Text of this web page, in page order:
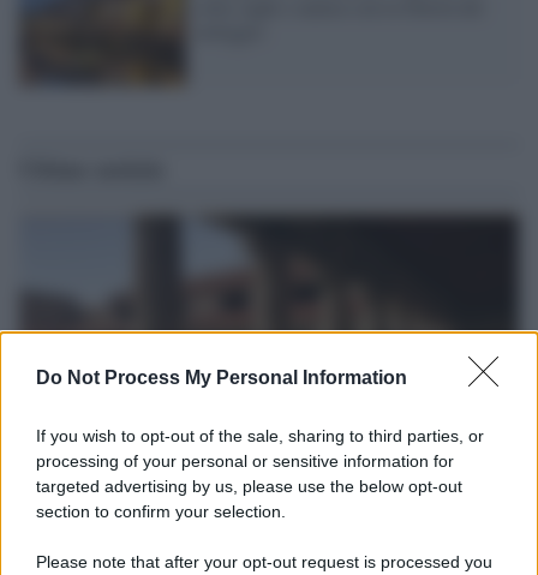
Do Not Process My Personal Information
If you wish to opt-out of the sale, sharing to third parties, or
processing of your personal or sensitive information for
targeted advertising by us, please use the below opt-out
section to confirm your selection.
Please note that after your opt-out request is processed you
Oplontis, le vittime dell’eruzione del Vesuvio
furono più numerose del previsto